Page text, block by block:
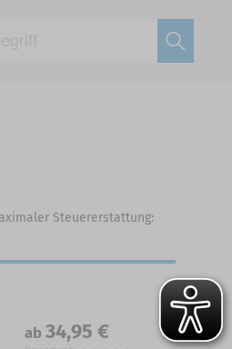
Steuererstattung:
ab 34,95 €